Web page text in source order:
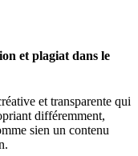
et plagiat dans le
et transparente qui
différemment,
sien un contenu